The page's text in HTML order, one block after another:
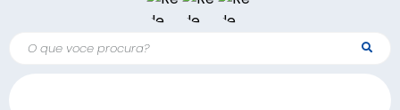
O que voce procura?